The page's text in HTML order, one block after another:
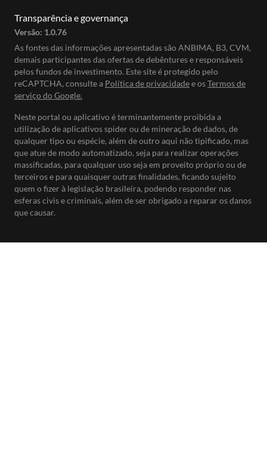
Transparência e governança
Versão: 1.0.76
As fontes das informações apresentadas são ANBIMA, B3, CVM,
demais participantes das ofertas de debêntures e responsáveis
pelos fundos de investimento. Este site é protegido pelo
reCAPTCHA, consulte a Política de privacidadee osTermos de
serviço do Google.
Neste portal ou aplicativo é terminantemente proibida a
utilização de aplicativos spider ou de mineração de dados, de
qualquer tipo ou espécie, além de outro aqui não tipificado, mas
que atue de modo automatizado, seja para realizar operações
massificadas, para qualquer uso seja em proveito próprio ou de
terceiros e para quaisquer outras finalidades, ficando sujeito
quem o fizer à legislação brasileira, podendo responder nas
esferas civis e criminais, além de ser obrigado a reparar os danos
que causar.